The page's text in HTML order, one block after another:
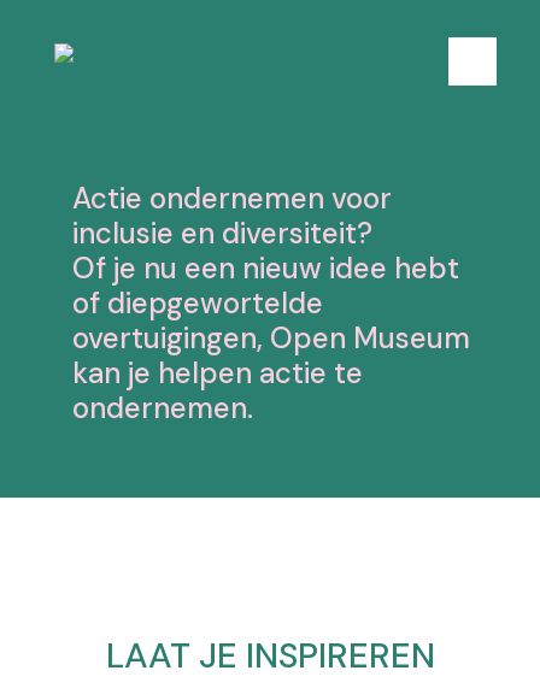
Actie ondernemen voor
inclusie en diversiteit?
Of je nu een nieuw idee hebt
of diepgewortelde
overtuigingen, Open Museum
kan je helpen actie te
ondernemen.
LAAT JE INSPIREREN